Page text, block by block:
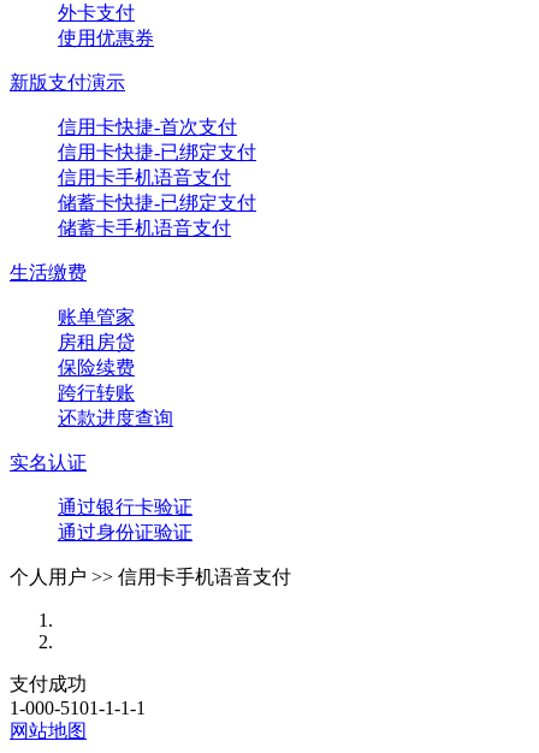
外卡支付
使用优惠券
新版支付演示
信用卡快捷-首次支付
信用卡快捷-已绑定支付
信用卡手机语音支付
储蓄卡快捷-已绑定支付
储蓄卡手机语音支付
生活缴费
账单管家
房租房贷
保险续费
跨行转账
还款进度查询
实名认证
通过银行卡验证
通过身份证验证
个人用户 >> 信用卡手机语音支付
支付成功
1-000-5101-1-1-1
网站地图